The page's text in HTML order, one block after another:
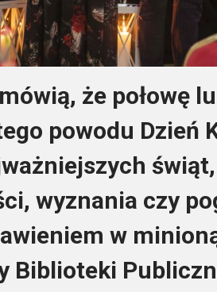
że połowę
powodu Dzień
wyznania czy
w
Biblioteki